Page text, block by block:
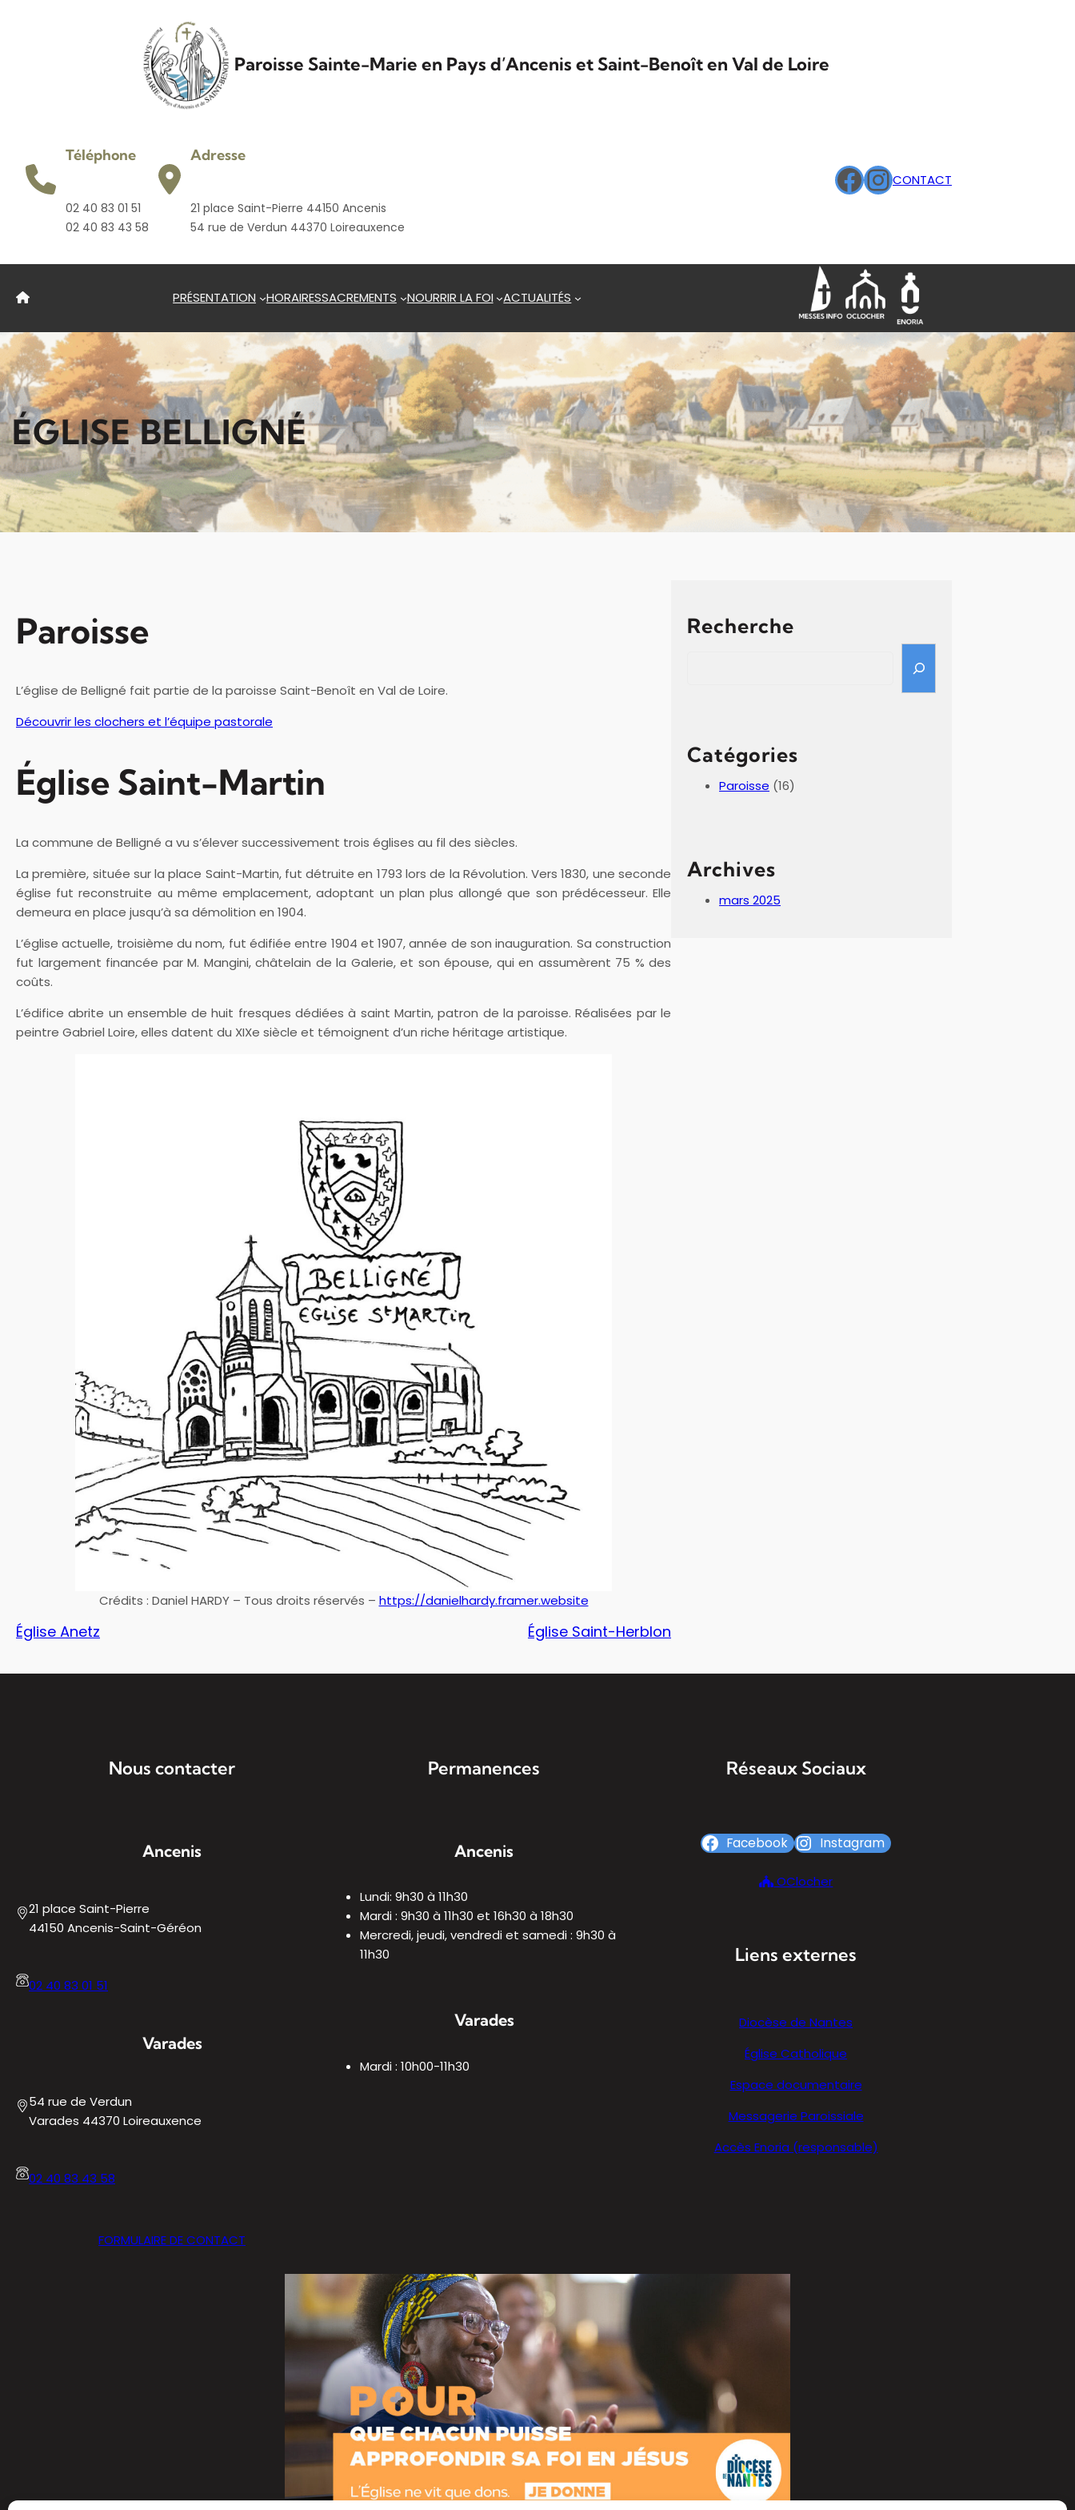
Paroisse Sainte-Marie en Pays d’Ancenis et Saint-Benoît en Val de Loire
Téléphone
02 40 83 01 51
02 40 83 43 58
Adresse
21 place Saint-Pierre 44150 Ancenis
54 rue de Verdun 44370 Loireauxence
Facebook
Instagram
CONTACT
PRÉSENTATION HORAIRESSACREMENTS NOURRIR LA FOI ACTUALITÉS
ÉGLISE BELLIGNÉ
Paroisse
L’église de Belligné fait partie de la paroisse Saint-Benoît en Val de Loire.
Découvrir les clochers et l’équipe pastorale
Église Saint-Martin
La commune de Belligné a vu s’élever successivement trois églises au fil des siècles.
La première, située sur la place Saint-Martin, fut détruite en 1793 lors de la Révolution. Vers 1830, une seconde
église fut reconstruite au même emplacement, adoptant un plan plus allongé que son prédécesseur. Elle
demeura en place jusqu’à sa démolition en 1904.
L’église actuelle, troisième du nom, fut édifiée entre 1904 et 1907, année de son inauguration. Sa construction
fut largement financée par M. Mangini, châtelain de la Galerie, et son épouse, qui en assumèrent 75 % des
coûts.
L’édifice abrite un ensemble de huit fresques dédiées à saint Martin, patron de la paroisse. Réalisées par le
peintre Gabriel Loire, elles datent du XIXe siècle et témoignent d’un riche héritage artistique.
Crédits : Daniel HARDY – Tous droits réservés – https://danielhardy.framer.website
Église Anetz Église Saint-Herblon
Recherche
h
Catégories
Paroisse (16)
Archives
mars 2025
Nous contacter
Ancenis
21 place Saint-Pierre
44150 Ancenis-Saint-Géréon
02 40 83 01 51
Varades
54 rue de Verdun
Varades 44370 Loireauxence
02 40 83 43 58
FORMULAIRE DE CONTACT
Permanences
Ancenis
Lundi: 9h30 à 11h30
Mardi : 9h30 à 11h30 et 16h30 à 18h30
Mercredi, jeudi, vendredi et samedi : 9h30 à
11h30
Varades
Mardi : 10h00-11h30
Réseaux Sociaux
Facebook Instagram
OClocher
Liens externes
Diocèse de Nantes
Église Catholique
Espace documentaire
Messagerie Paroissiale
Accès Enoria (responsable)